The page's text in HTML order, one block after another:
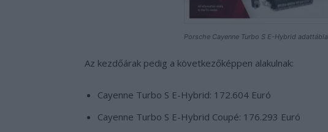
Porsche Cayenne Turbo S E-Hybrid adattábla
Az kezdőárak pedig a következőképpen alakulnak:
Cayenne Turbo S E-Hybrid: 172.604 Euró
Cayenne Turbo S E-Hybrid Coupé: 176.293 Euró